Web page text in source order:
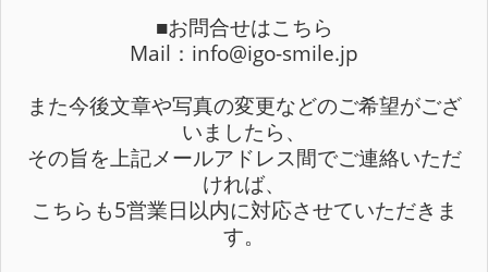
■お問合せはこちら
Mail：info@igo-smile.jp
また今後文章や写真の変更などのご希望がござ
いましたら、
その旨を上記メールアドレス間でご連絡いただ
ければ、
こちらも5営業日以内に対応させていただきま
す。